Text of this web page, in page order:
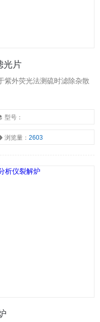
光片
紫外荧光法测硫时滤除杂散
型号：
浏览量：2603